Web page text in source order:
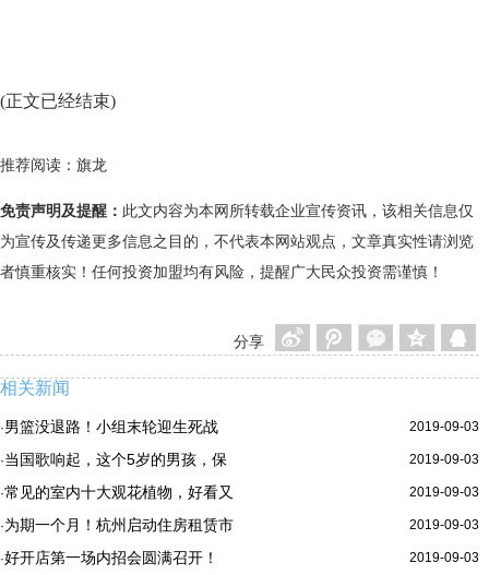
(正文已经结束)
推荐阅读： 旗龙
免责声明及提醒： 此文内容为本网所转载企业宣传资讯，该相关信息仅
为宣传及传递更多信息之目的，不代表本网站观点，文章真实性请浏览
者慎重核实！任何投资加盟均有风险，提醒广大民众投资需谨慎！
分享
相关新闻
2019-09-03
·男篮没退路！小组末轮迎生死战
2019-09-03
·当国歌响起，这个5岁的男孩，保
2019-09-03
·常见的室内十大观花植物，好看又
2019-09-03
·为期一个月！杭州启动住房租赁市
2019-09-03
·好开店第一场内招会圆满召开！